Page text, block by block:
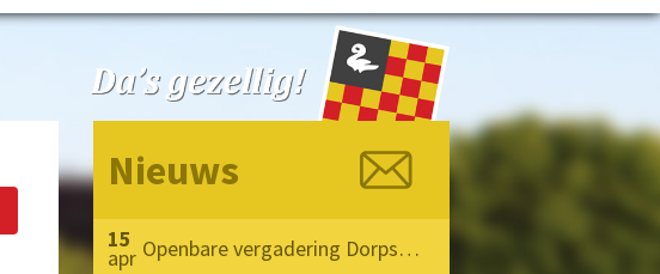
Nieuws
15
apr Openbare vergadering Dorpsoverleg Milheeze 2026